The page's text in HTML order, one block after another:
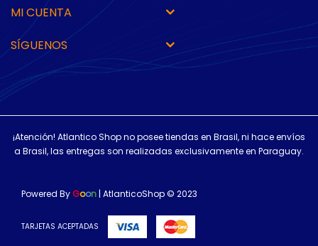
MI CUENTA
SÍGUENOS
¡Atención! Atlantico Shop no posee tiendas en Brasil, ni hace envíos
a Brasil, las entregas son realizadas exclusivamente en Paraguay.
Powered By Goon | AtlanticoShop © 2023
TARJETAS ACEPTADAS